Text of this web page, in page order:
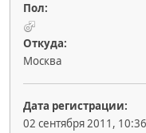
Пол:
Откуда:
Москва
Дата регистрации:
02 сентября 2011, 10:36